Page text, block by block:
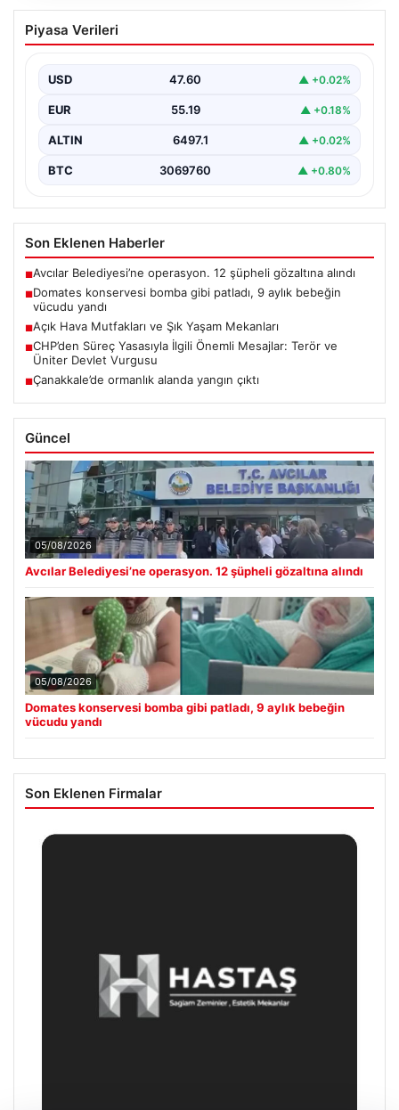
Domates konservesi bomba gibi patladı,
9 aylık bebeğin vücudu yandı
Aylık Bebek Yanıklarla Mücadele Etti", "content":
"Mersin'in…
Piyasa Verileri
USD 47.60 ▲ +0.02%
EUR 55.19 ▲ +0.18%
ALTIN 6497.1 ▲ +0.02%
BTC 3069760 ▲ +0.80%
Son Eklenen Haberler
■Avcılar Belediyesi’ne operasyon. 12 şüpheli gözaltına alındı
■Domates konservesi bomba gibi patladı, 9 aylık bebeğin
vücudu yandı
■Açık Hava Mutfakları ve Şık Yaşam Mekanları
■CHP’den Süreç Yasasıyla İlgili Önemli Mesajlar: Terör ve
Üniter Devlet Vurgusu
■Çanakkale’de ormanlık alanda yangın çıktı
Güncel
05/08/2026
Avcılar Belediyesi’ne operasyon. 12 şüpheli gözaltına alındı
05/08/2026
Domates konservesi bomba gibi patladı, 9 aylık bebeğin
vücudu yandı
Son Eklenen Firmalar